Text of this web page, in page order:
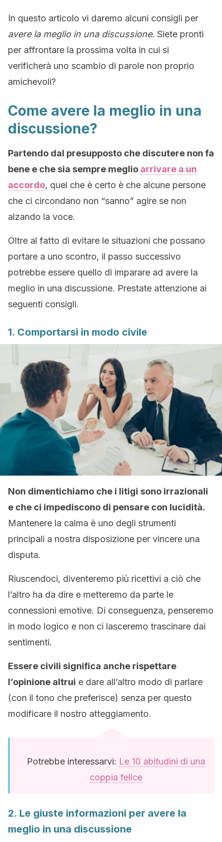
In questo articolo vi daremo alcuni consigli per
avere la meglio in una discussione. Siete pronti
per affrontare la prossima volta in cui si
verificherà uno scambio di parole non proprio
amichevoli?
Come avere la meglio in una
discussione?
Partendo dal presupposto che discutere non fa
bene e che sia sempre meglio arrivare a un
accordo, quel che è certo è che alcune persone
che ci circondano non “sanno” agire se non
alzando la voce.
Oltre al fatto di evitare le situazioni che possano
portare a uno scontro, il passo successivo
potrebbe essere quello di imparare ad avere la
meglio in una discussione. Prestate attenzione ai
seguenti consigli.
1. Comportarsi in modo civile
Non dimentichiamo che i litigi sono irrazionali
e che ci impediscono di pensare con lucidità.
Mantenere la calma è uno degli strumenti
principali a nostra disposizione per vincere una
disputa.
Riuscendoci, diventeremo più ricettivi a ciò che
l’altro ha da dire e metteremo da parte le
connessioni emotive. Di conseguenza, penseremo
in modo logico e non ci lasceremo trascinare dai
sentimenti.
Essere civili significa anche rispettare
l’opinione altrui e dare all’altro modo di parlare
(con il tono che preferisce) senza per questo
modificare il nostro atteggiamento.
Potrebbe interessarvi: Le 10 abitudini di una
coppia felice
2. Le giuste informazioni per avere la
meglio in una discussione